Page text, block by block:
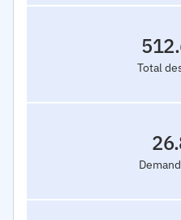
Total